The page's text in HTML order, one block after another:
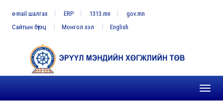
e-mail шалгах ERP 1313.mn
gov.mn
Сайтын бүтэц
Монгол хэл English
Toggle